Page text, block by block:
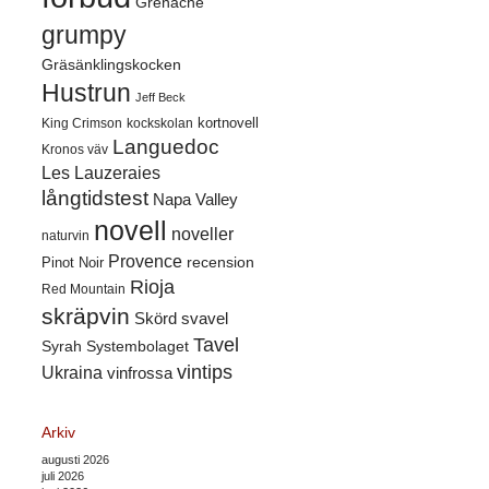
grumpy
Gräsänklingskocken
Hustrun Jeff Beck
King Crimson kockskolan kortnovell
Kronos väv Languedoc
Les Lauzeraies
långtidstest Napa Valley
naturvin novell noveller
Pinot Noir Provence recension
Red Mountain Rioja
skräpvin Skörd svavel
Syrah Systembolaget Tavel
Ukraina vinfrossa vintips
Arkiv
augusti 2026
juli 2026